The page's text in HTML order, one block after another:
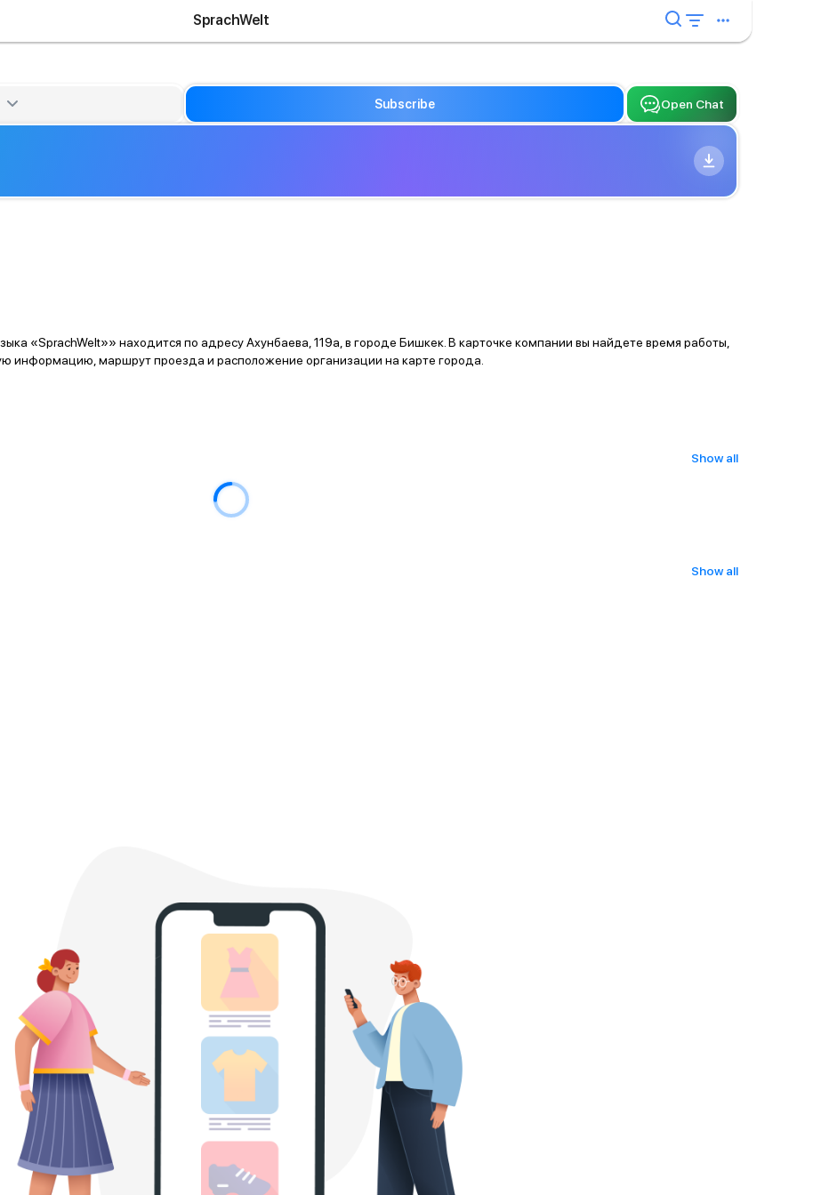
SprachWelt
Subscribe Open Chat
«SprachWelt»» находится по адресу Ахунбаева, 119а, в городе Бишкек. В карточке компании вы найдете время работы,
информацию, маршрут проезда и расположение организации на карте города.
Show all
Show all